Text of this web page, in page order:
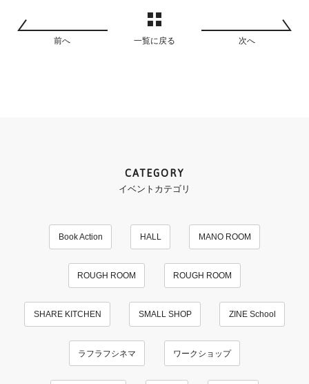
前へ 一覧に戻る 次へ
CATEGORY
イベントカテゴリ
Book Action HALL MANO ROOM
ROUGH ROOM ROUGH ROOM
SHARE KITCHEN SMALL SHOP ZINE School
ラフラフシネマ ワークショップ